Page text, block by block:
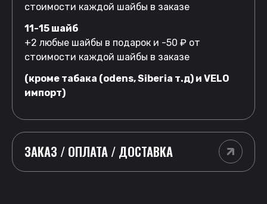
стоимости каждой шайбы в заказе
11-15 шайб
+2 любые шайбы в подарок и -50 ₽ от
стоимости каждой шайбы в заказе
(кроме табака (odens, Siberia т.д) и VELO
импорт)
ЗАКАЗ / ОПЛАТА / ДОСТАВКА